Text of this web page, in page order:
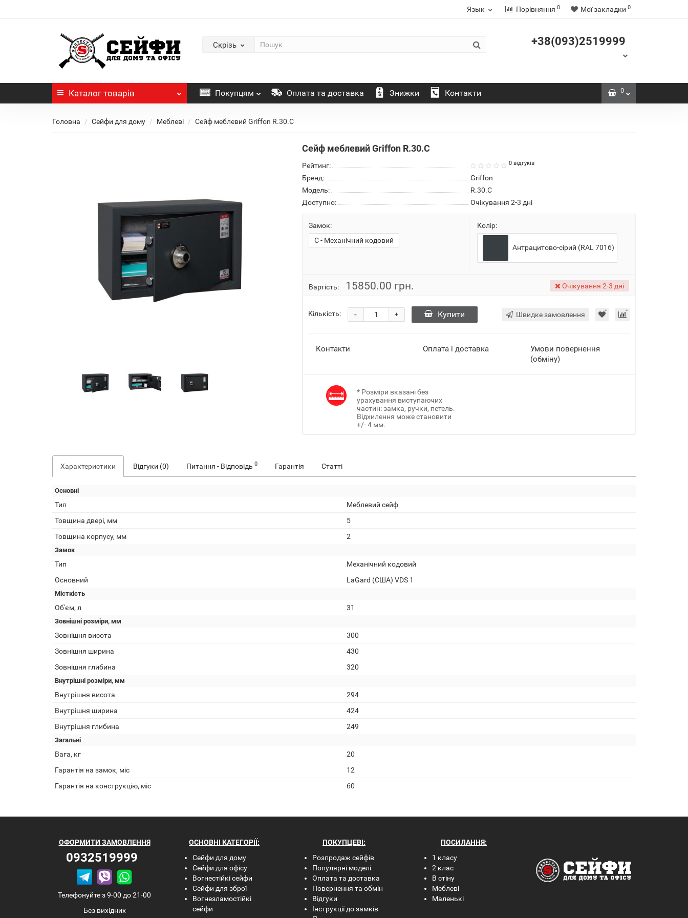
Язык Порівняння 0 Мої закладки 0
Скрізь +38(093)2519999
Каталог товарів Покупцям Оплата та доставка Знижки Контакти 0
Головна Сейфи для дому Меблеві Сейф меблевий Griffon R.30.C
Сейф меблевий Griffon R.30.C
Рейтинг: 0 відгуків
Бренд:
Griffon
Модель:
R.30.C
Доступно:
Очікування 2-3 дні
Замок:
C - Механічний кодовий
Колір:
Антрацитово-сірий (RAL 7016)
Вартість: 15850.00 грн. Очікування 2-3 дні
Кількість: +
- Купити Швидке замовлення
Контакти Оплата і доставка
Умови повернення
(обміну)
* Розміри вказані без
урахування виступаючих
частин: замка, ручки, петель.
Відхилення може становити
+/- 4 мм.
Характеристики Відгуки (0) Питання - Відповідь 0 Гарантія Статті
Основні
Тип
Меблевий сейф
Товщина двері, мм
5
Товщина корпусу, мм
2
Замок
Тип
Механічний кодовий
Основний
LaGard (США) VDS 1
Місткість
Об'єм, л 31
Зовнішні розміри, мм
Зовнішня висота
300
Зовнішня ширина
430
Зовнішня глибина
320
Внутрішні розміри, мм
Внутрішня висота
294
Внутрішня ширина
424
Внутрішня глибина
249
Загальні
Вага, кг
20
Гарантія на замок, міс
12
Гарантія на конструкцію, міс
60
ОФОРМИТИ ЗАМОВЛЕННЯ
0932519999
Телефонуйте з 9-00 до 21-00
Без вихідних
ОСНОВНІ КАТЕГОРІЇ:
Сейфи для дому
Сейфи для офісу
Вогнестійкі сейфи
Сейфи для зброї
Вогнезламостійкі
сейфи
ПОКУПЦЕВІ:
Розпродаж сейфів
Популярні моделі
Оплата та доставка
Повернення та обмін
Відгуки
Інструкції до замків
ПОСИЛАННЯ:
1 класу
2 клас
В стіну
Меблеві
Маленькі